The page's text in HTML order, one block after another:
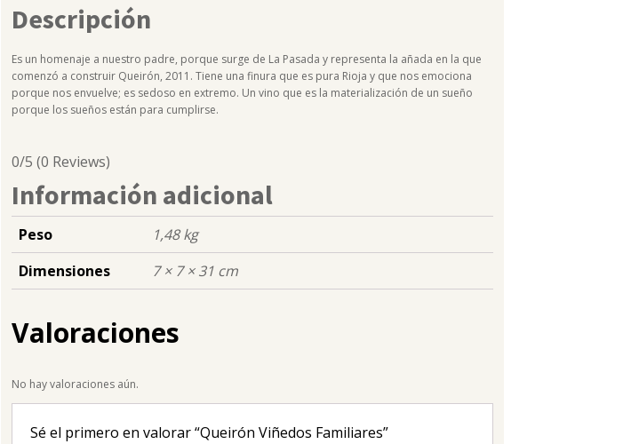
Descripción
Es un homenaje a nuestro padre, porque surge de La Pasada y representa la añada en la que
comenzó a construir Queirón, 2011. Tiene una finura que es pura Rioja y que nos emociona
porque nos envuelve; es sedoso en extremo. Un vino que es la materialización de un sueño
porque los sueños están para cumplirse.
0/5 (0 Reviews)
Información adicional
Peso
1,48 kg
Dimensiones
7 × 7 × 31 cm
Valoraciones
No hay valoraciones aún.
Sé el primero en valorar “Queirón Viñedos Familiares”